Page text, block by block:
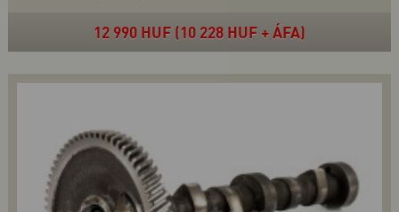
12 990 HUF (10 228 HUF + ÁFA)